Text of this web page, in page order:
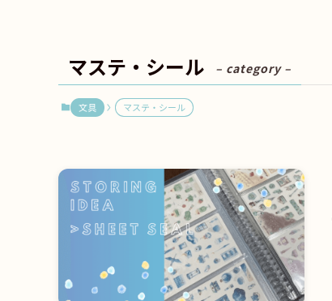
マステ・シール – category –
文具 マステ・シール